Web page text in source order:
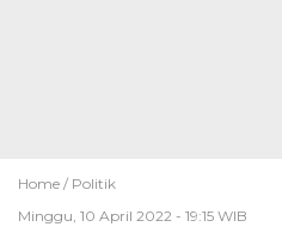
Home / Politik
Minggu, 10 April 2022 - 19:15 WIB